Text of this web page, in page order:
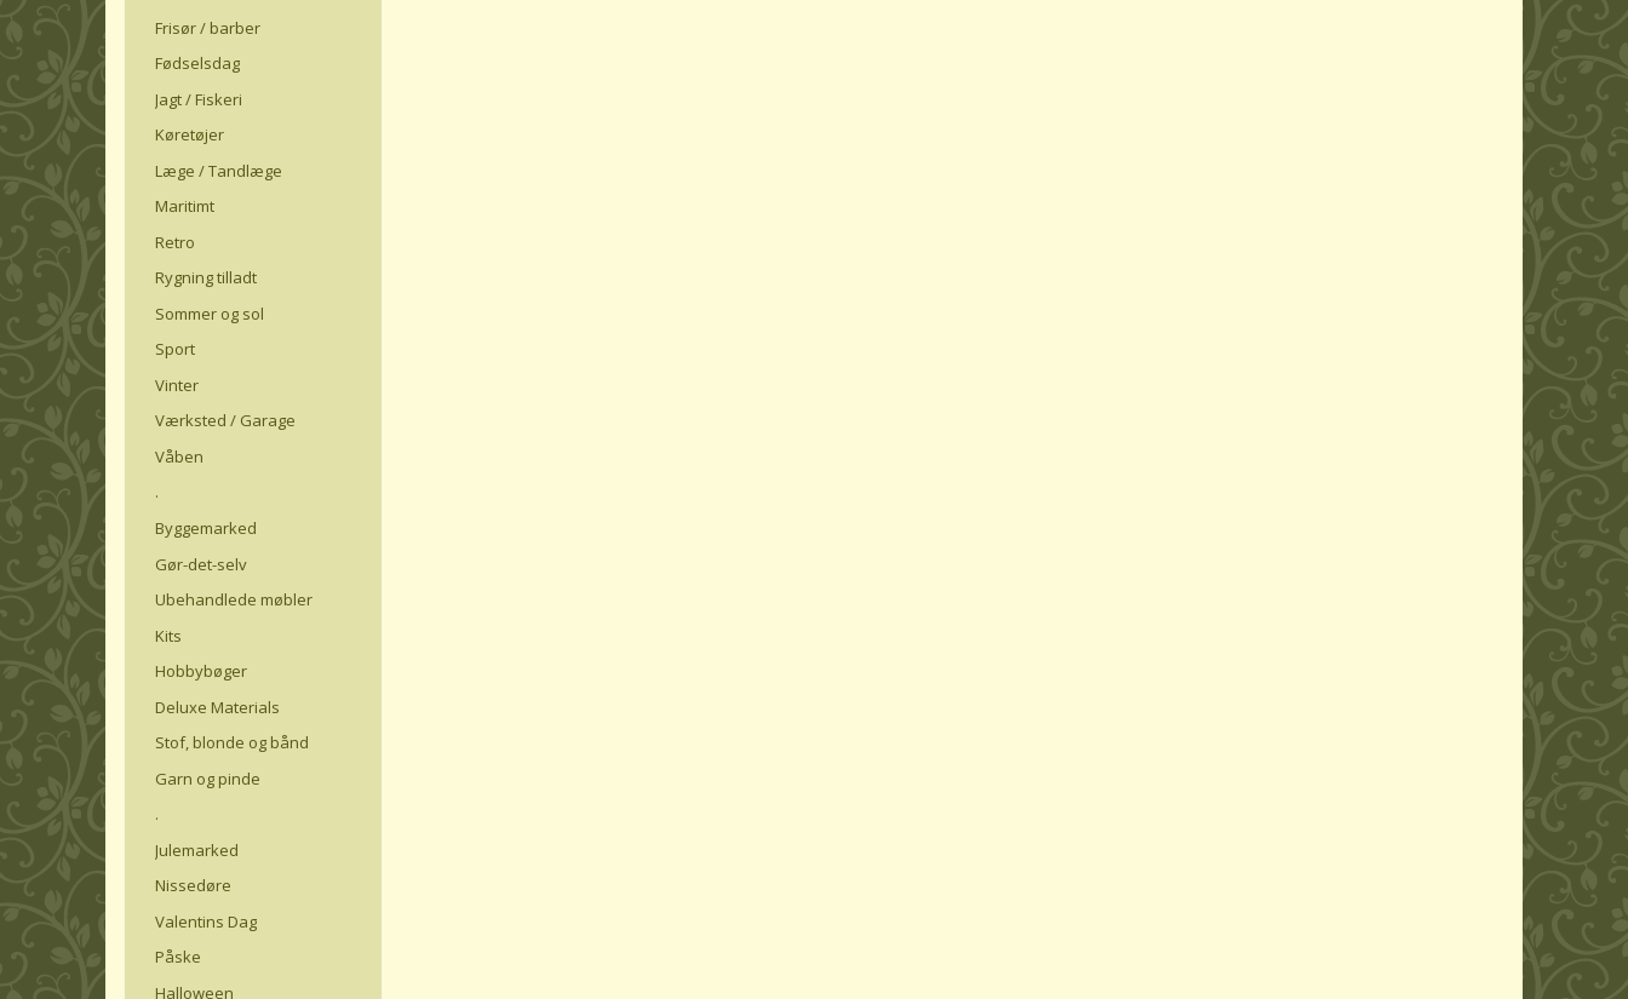
Frisør / barber
Fødselsdag
Jagt / Fiskeri
Køretøjer
Læge / Tandlæge
Maritimt
Retro
Rygning tilladt
Sommer og sol
Sport
Vinter
Værksted / Garage
Våben
.
Byggemarked
Gør-det-selv
Ubehandlede møbler
Kits
Hobbybøger
Deluxe Materials
Stof, blonde og bånd
Garn og pinde
.
Julemarked
Nissedøre
Valentins Dag
Påske
Halloween